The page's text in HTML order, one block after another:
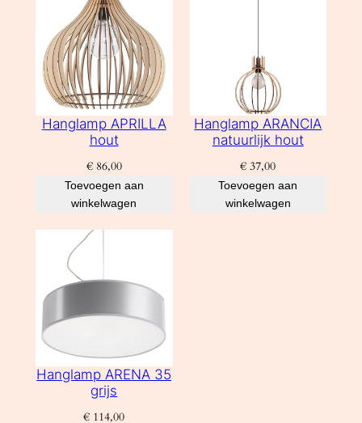
Hanglamp APRILLA
hout
€86,00
Toevoegen aan
winkelwagen
Hanglamp ARANCIA
natuurlijk hout
€ 37,00
Toevoegen aan
winkelwagen
Hanglamp ARENA 35
grijs
€ 114,00